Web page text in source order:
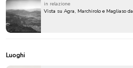
in relazione
Vista su Agra, Marchirolo e Magliaso
Luoghi